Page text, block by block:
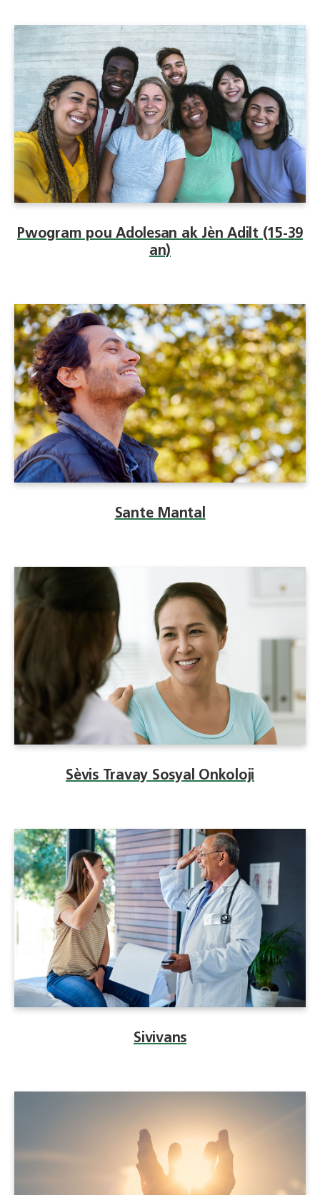
Pwogram pou Adolesan ak Jèn Adilt (15-39
an)
Sante Mantal
Sèvis Travay Sosyal Onkoloji
Sivivans